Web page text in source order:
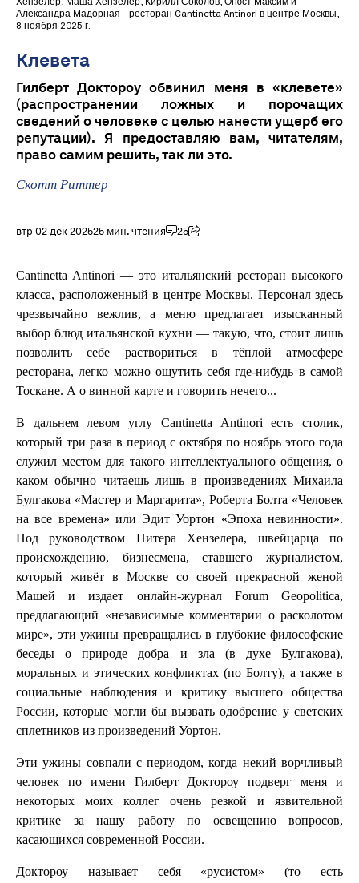
Хензелер, Маша Хензелер, Кирилл Соколов, Огюст Максим и
Александра Мадорная - ресторан Cantinetta Antinori в центре Москвы,
8 ноября 2025 г.
Клевета
Гилберт Доктороу обвинил меня в «клевете»
(распространении ложных и порочащих
сведений о человеке с целью нанести ущерб его
репутации). Я предоставляю вам, читателям,
право самим решить, так ли это.
Скотт Риттер
втр 02 дек 202525 мин. чтения 25
Cantinetta Antinori — это итальянский ресторан высокого
класса, расположенный в центре Москвы. Персонал здесь
чрезвычайно вежлив, а меню предлагает изысканный
выбор блюд итальянской кухни — такую, что, стоит лишь
позволить себе раствориться в тёплой атмосфере
ресторана, легко можно ощутить себя где-нибудь в самой
Тоскане. А о винной карте и говорить нечего...
В дальнем левом углу Cantinetta Antinori есть столик,
который три раза в период с октября по ноябрь этого года
служил местом для такого интеллектуального общения, о
каком обычно читаешь лишь в произведениях Михаила
Булгакова «Мастер и Маргарита», Роберта Болта «Человек
на все времена» или Эдит Уортон «Эпоха невинности».
Под руководством Питера Хензелера, швейцарца по
происхождению, бизнесмена, ставшего журналистом,
который живёт в Москве со своей прекрасной женой
Машей и издает онлайн-журнал Forum Geopolitica,
предлагающий «независимые комментарии о расколотом
мире», эти ужины превращались в глубокие философские
беседы о природе добра и зла (в духе Булгакова),
моральных и этических конфликтах (по Болту), а также в
социальные наблюдения и критику высшего общества
России, которые могли бы вызвать одобрение у светских
сплетников из произведений Уортон.
Эти ужины совпали с периодом, когда некий ворчливый
человек по имени Гилберт Доктороу подверг меня и
некоторых моих коллег очень резкой и язвительной
критике за нашу работу по освещению вопросов,
касающихся современной России.
Доктороу называет себя «русистом» (то есть